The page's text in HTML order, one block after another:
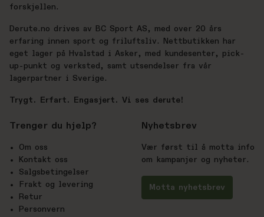
forskjellen.
Derute.no drives av BC Sport AS, med over 20 års
erfaring innen sport og friluftsliv. Nettbutikken har
eget lager på Hvalstad i Asker, med kundesenter, pick-
up-punkt og verksted, samt utsendelser fra vår
lagerpartner i Sverige.
Trygt. Erfart. Engasjert. Vi ses derute!
Trenger du hjelp?
Om oss
Kontakt oss
Salgsbetingelser
Frakt og levering
Retur
Personvern
Nyhetsbrev
Vær først til å motta info
om kampanjer og nyheter.
Motta nyhetsbrev